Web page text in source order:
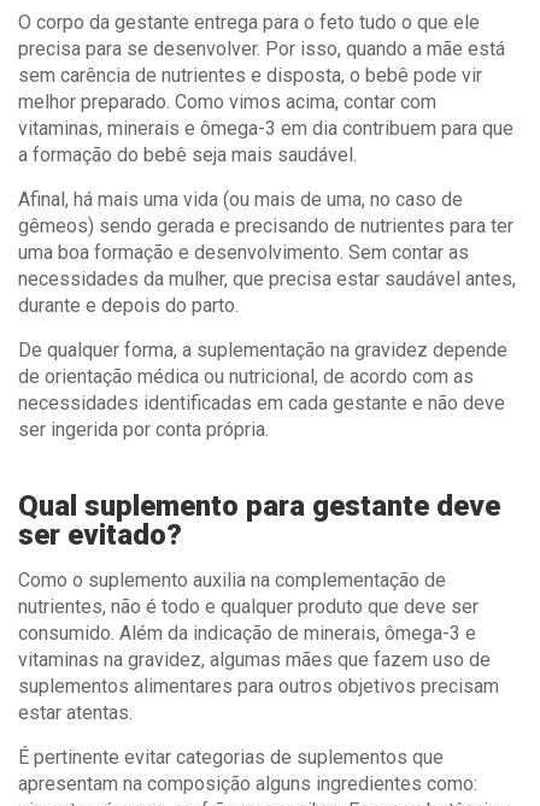
O corpo da gestante entrega para o feto tudo o que ele
precisa para se desenvolver. Por isso, quando a mãe está
sem carência de nutrientes e disposta, o bebê pode vir
melhor preparado. Como vimos acima, contar com
vitaminas, minerais e ômega-3 em dia contribuem para que
a formação do bebê seja mais saudável.
Afinal, há mais uma vida (ou mais de uma, no caso de
gêmeos) sendo gerada e precisando de nutrientes para ter
uma boa formação e desenvolvimento. Sem contar as
necessidades da mulher, que precisa estar saudável antes,
durante e depois do parto.
De qualquer forma, a suplementação na gravidez depende
de orientação médica ou nutricional, de acordo com as
necessidades identificadas em cada gestante e não deve
ser ingerida por conta própria.
Qual suplemento para gestante deve
ser evitado?
Como o suplemento auxilia na complementação de
nutrientes, não é todo e qualquer produto que deve ser
consumido. Além da indicação de minerais, ômega-3 e
vitaminas na gravidez, algumas mães que fazem uso de
suplementos alimentares para outros objetivos precisam
estar atentas.
É pertinente evitar categorias de suplementos que
apresentam na composição alguns ingredientes como: